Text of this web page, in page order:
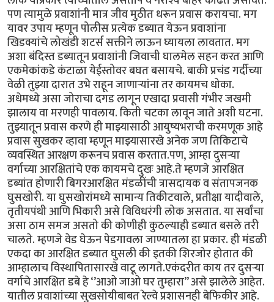
पण त्यामुळे प्रवाशांनी मात्र जीव मुठीत धरून प्रवास करायचा. मग
यावर उपाय म्हणून पोलीस प्रत्येक डब्यात येऊन प्रवाशांना
खिडक्यांचे लोखंडी शटर्स सक्तीने लाऊन घ्यायला लावतात. मग
अशा बंदिस्त डब्यातून प्रवाशांनी जिवाची घालमेल सहन करत आणि
एकमेकांकडे कंटाळा येईस्तोवर बघत बसायचे. बाकी प्रचंड गर्दीच्या
वेळी तुझ्या दारात उभे राहून जाणाऱ्यांना तर कायमच धोका.
अधेमध्ये असा जोराचा दगड लागून एखादा प्रवासी गंभीर जखमी
झालाय वा मरणही पावलाय. किती चटका लावून जाते अशी घटना.
तुझ्यातून प्रवास करणे ही माझ्यासाठी आयुष्यभराची करमणूक आहे
प्रवास सुखकर व्हावा म्हणून माझ्यासारखे अनेक जण तिकिटाचे
व्यवस्थित आरक्षण करूनच प्रवास करतात.पण, आम्हा दुसऱ्या
वर्गाच्या आरक्षितांचे एक कायमचे दुखः आहे.ते म्हणजे आरक्षित
डब्यांत होणारी बिगरआरक्षित मंडळींची त्रासदायक व संतापजनक
घुसखोरी. या घुसखोरांमध्ये सामान्य तिकीटवाले, प्रतीक्षा यादीवाले,
तृतीयपंथी आणि भिकारी असे विविधरंगी लोक असतात. या सर्वांचा
असा ठाम समज असतो की कोणीही कुठल्याही डब्यात बसले तरी
चालते. म्हणजे वेड घेऊन पेडगावला जाण्यातला हा प्रकार. ही मंडळी
एकदा का आरक्षित डब्यात घुसली की इतकी शिरजोर होतात की
आम्हालाच विस्थापितासारखे वाटू लागते.एकंदरीत काय तर दुसऱ्या
वर्गाचे आरक्षित डबे हे ‘’आओ जाओ घर तुम्हारा’’ असे झालेले आहेत.
यातील प्रवाशांच्या सुखसोयीबाबत रेल्वे प्रशासनही बेफिकीर आहे.